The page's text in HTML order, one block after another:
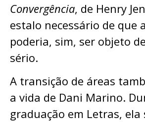
Convergência, de Henry
estalo necessário de que
poderia, sim, ser objeto
sério.
A transição de áreas
a vida de Dani Marino.
graduação em Letras, ela